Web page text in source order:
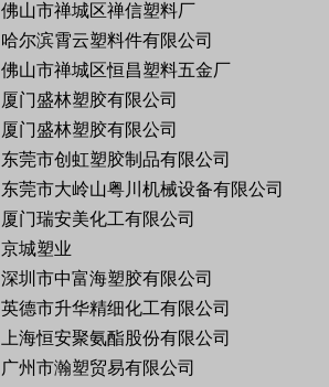
佛山市禅城区禅信塑料厂
哈尔滨霄云塑料件有限公司
佛山市禅城区恒昌塑料五金厂
厦门盛林塑胶有限公司
厦门盛林塑胶有限公司
东莞市创虹塑胶制品有限公司
东莞市大岭山粤川机械设备有限公司
厦门瑞安美化工有限公司
京城塑业
深圳市中富海塑胶有限公司
英德市升华精细化工有限公司
上海恒安聚氨酯股份有限公司
广州市瀚塑贸易有限公司